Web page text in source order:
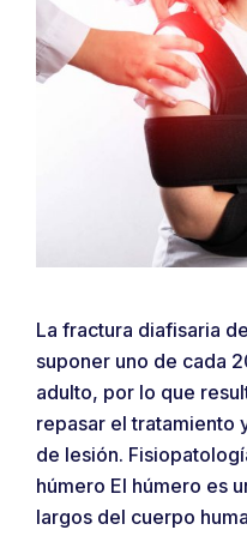
La fractura diafisaria
suponer uno de cada
adulto, por lo que
repasar el tratamiento
de lesión.
húmero El húmero es
largos del cuerpo